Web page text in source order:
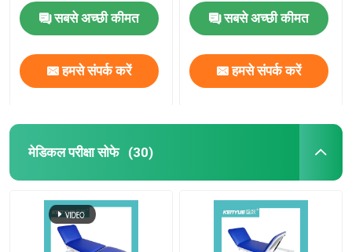
सबसे अच्छी कीमत
हमसे संपर्क करें
सबसे अच्छी कीमत
हमसे संपर्क करें
मेडिकल परीक्षा सोफे (30)